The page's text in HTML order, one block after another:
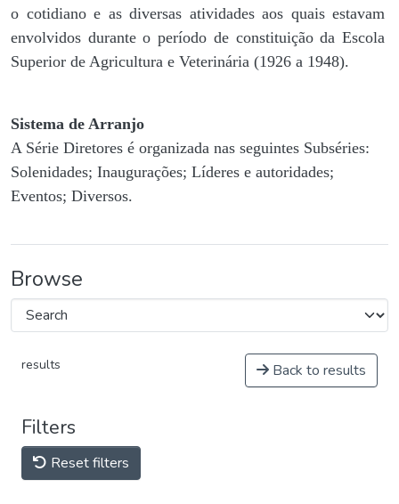
o cotidiano e as diversas atividades aos quais estavam
envolvidos durante o período de constituição da Escola
Superior de Agricultura e Veterinária (1926 a 1948).
Sistema de Arranjo
A Série Diretores é organizada nas seguintes Subséries:
Solenidades; Inaugurações; Líderes e autoridades;
Eventos; Diversos.
Browse
results Back to results
Filters
Reset filters